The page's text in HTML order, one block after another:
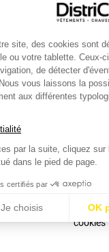
site, des cookies sont
ou votre tablette. Ceux-
de détecter
vous laissons la
aux différentes
par la suite, cliquez sur
dans le pied de page.
certifiés par
Je choisis OK
Consentement :
C.G.V.
C.G.V.
Cookies
cookies